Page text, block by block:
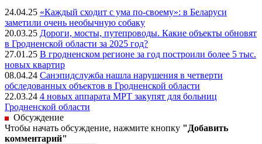
24.04.25 «Каждый сходит с ума по-своему»: в Беларуси
заметили очень необычную собаку
20.03.25 Дороги, мосты, путепроводы. Какие объекты обновят
в Гродненской области за 2025 год?
27.01.25 В гродненском регионе за год построили более 5 тыс.
новых квартир
08.04.24 Санэпидслужба нашла нарушения в четверти
обследованных объектов в Гродненской области
22.03.24 4 новых аппарата МРТ закупят для больниц
Гродненской области
Обсуждение
Чтобы начать обсуждение, нажмите кнопку "Добавить
комментарий"